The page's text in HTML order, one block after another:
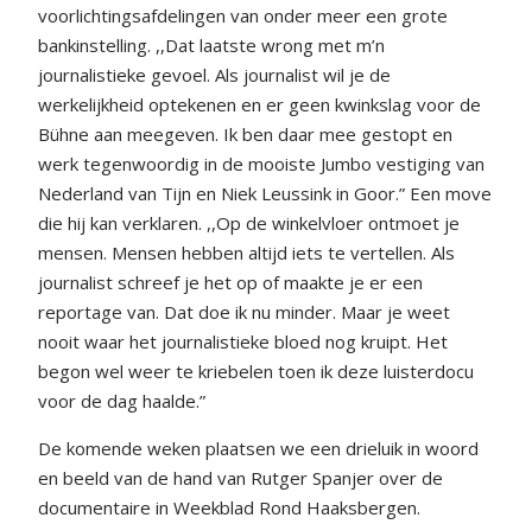
voorlichtingsafdelingen van onder meer een grote
bankinstelling. ,,Dat laatste wrong met m’n
journalistieke gevoel. Als journalist wil je de
werkelijkheid optekenen en er geen kwinkslag voor de
Bühne aan meegeven. Ik ben daar mee gestopt en
werk tegenwoordig in de mooiste Jumbo vestiging van
Nederland van Tijn en Niek Leussink in Goor.” Een move
die hij kan verklaren. ,,Op de winkelvloer ontmoet je
mensen. Mensen hebben altijd iets te vertellen. Als
journalist schreef je het op of maakte je er een
reportage van. Dat doe ik nu minder. Maar je weet
nooit waar het journalistieke bloed nog kruipt. Het
begon wel weer te kriebelen toen ik deze luisterdocu
voor de dag haalde.”
De komende weken plaatsen we een drieluik in woord
en beeld van de hand van Rutger Spanjer over de
documentaire in Weekblad Rond Haaksbergen.